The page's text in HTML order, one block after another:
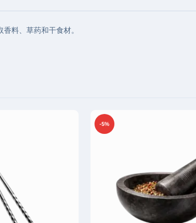
料、草药和干食材。
-5%